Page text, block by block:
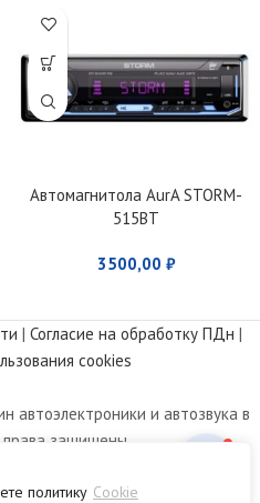
политику Cookie
Автомагнитола AurA STORM-
515BT
3500,00 ₽
| Согласие на обработку ПДн |
cookies
автоэлектроники и автозвука в
защищены.
офертой, определяемой